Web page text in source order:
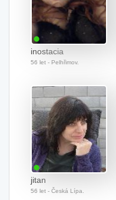
inostacia
56 let - Pelhřimov.
jitan
56 let - Česká Lípa.